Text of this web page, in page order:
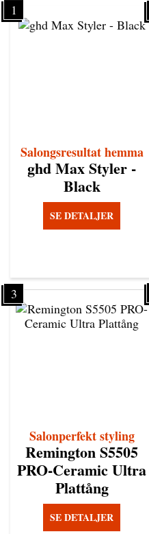
1
Salongsresultat hemma
ghd Max Styler -
Black
SE DETALJER
3
Salonperfekt styling
Remington S5505
PRO-Ceramic Ultra
Plattång
SE DETALJER